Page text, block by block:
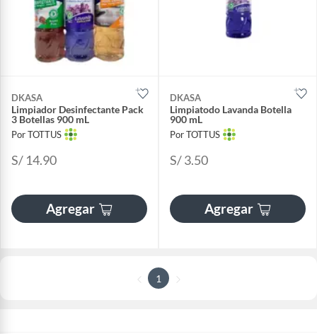
DKASA
Limpiador Desinfectante Pack
3 Botellas 900 mL
Por TOTTUS
S/ 14.90
Agregar
DKASA
Limpiatodo Lavanda Botella
900 mL
Por TOTTUS
S/ 3.50
Agregar
1